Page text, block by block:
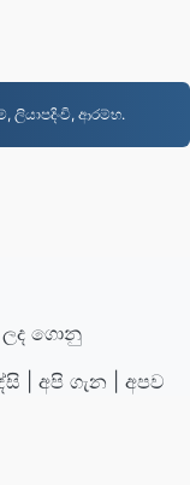
ආරම්භ.
ලද ගොනු
අපි ගැන
අපව